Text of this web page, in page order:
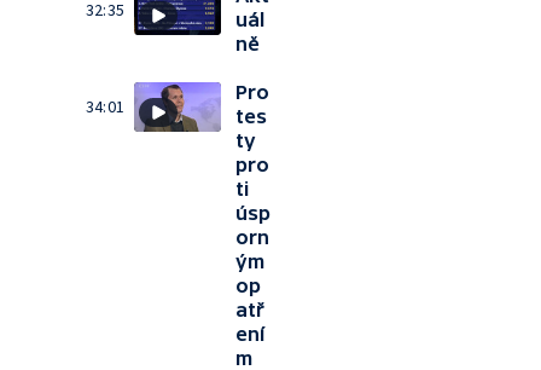
32:35
uál
ně
34:01
Pro
tes
ty
pro
ti
úsp
orn
ým
op
atř
ení
m